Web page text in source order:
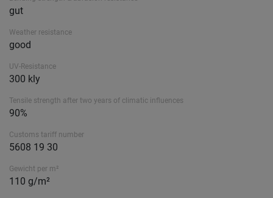
gut
Weather resistance
good
UV-Resistance
300 kly
Tensile strength after two years of climatic influences
90%
Customs tariff number
5608 19 30
Gewicht per m²
110 g/m²